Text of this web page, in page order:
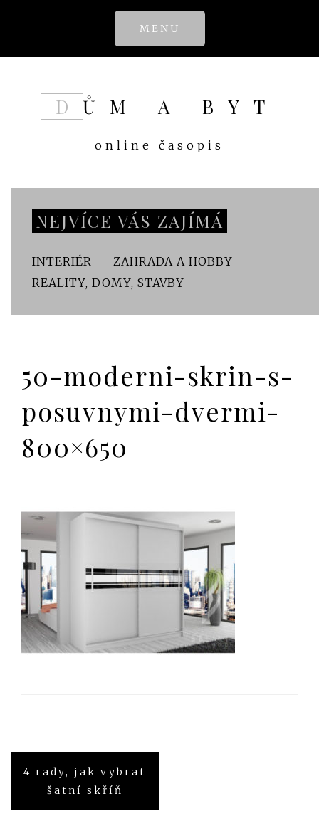
content
MENU
DŮM A BYT
online časopis
NEJVÍCE VÁS ZAJÍMÁ
INTERIÉR
ZAHRADA A HOBBY
REALITY, DOMY, STAVBY
50-moderni-skrin-s-
posuvnymi-dvermi-
800×650
Navigace
pro
4 rady, jak vybrat
šatní skříň